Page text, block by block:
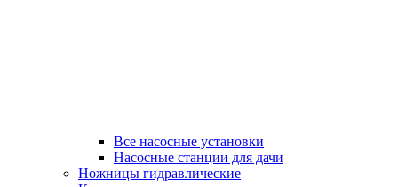
Все насосные установки
Насосные станции для дачи
Ножницы гидравлические